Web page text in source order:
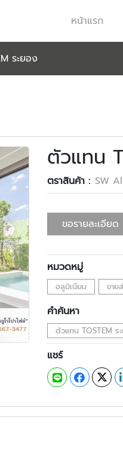
หน้าแรก
ระยอง
ตัวแทน
ตราสินค้า : SW
ขอรายละเอียด
หมวดหมู่
อลูมิเนียม ขาย
คำค้นหา
ตัวแทน TOSTEM ร
แชร์